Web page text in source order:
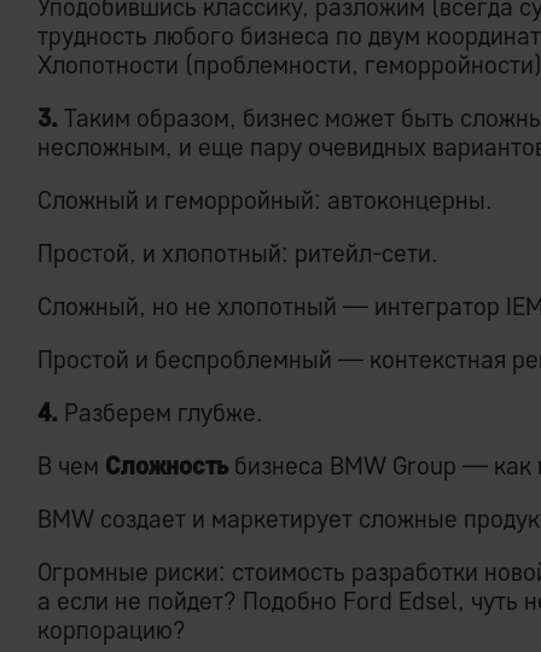
Уподобившись классику, разложим (всегда
трудность любого бизнеса по двум
Хлопотности (проблемности,
3. Таким образом, бизнес может быть
несложным, и еще пару очевидных
Сложный и геморройный: автоконцерны.
Простой, и хлопотный: ритейл-сети.
Сложный, но не хлопотный — интегратор
Простой и беспроблемный — контекстная
4. Разберем глубже.
В чем Сложность бизнеса BMW Group —
BMW создает и маркетирует сложные
Огромные риски: стоимость разработки
а если не пойдет? Подобно Ford Edsel,
корпорацию?